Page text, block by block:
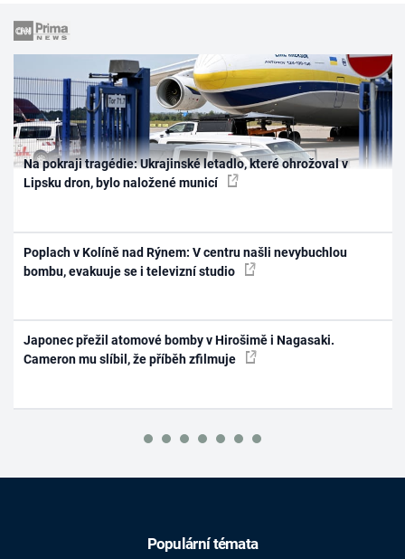
Na pokraji tragédie: Ukrajinské letadlo, které ohrožoval v
Lipsku dron, bylo naložené municí
Poplach v Kolíně nad Rýnem: V centru našli nevybuchlou
bombu, evakuuje se i televizní studio
Japonec přežil atomové bomby v Hirošimě i Nagasaki.
Cameron mu slíbil, že příběh zfilmuje
Populární témata